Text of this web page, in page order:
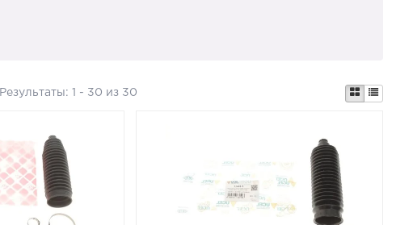
Результаты: 1 - 30 из 30